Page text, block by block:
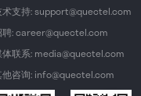
术支持: support@quectel.com
聘: career@quectel.com
体联系: media@quectel.com
他咨询: info@quectel.com